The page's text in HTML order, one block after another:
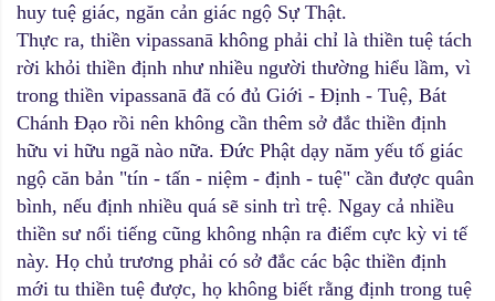
huy tuệ giác, ngăn cản giác ngộ Sự Thật.
Thực ra, thiền vipassanā không phải chỉ là thiền tuệ tách
rời khỏi thiền định như nhiều người thường hiểu lầm, vì
trong thiền vipassanā đã có đủ Giới - Định - Tuệ, Bát
Chánh Đạo rồi nên không cần thêm sở đắc thiền định
hữu vi hữu ngã nào nữa. Đức Phật dạy năm yếu tố giác
ngộ căn bản "tín - tấn - niệm - định - tuệ" cần được quân
bình, nếu định nhiều quá sẽ sinh trì trệ. Ngay cả nhiều
thiền sư nổi tiếng cũng không nhận ra điểm cực kỳ vi tế
này. Họ chủ trương phải có sở đắc các bậc thiền định
mới tu thiền tuệ được, họ không biết rằng định trong tuệ